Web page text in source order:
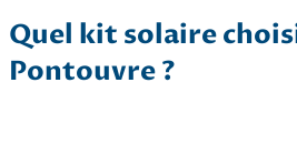
Quel kit solaire
Pontouvre ?